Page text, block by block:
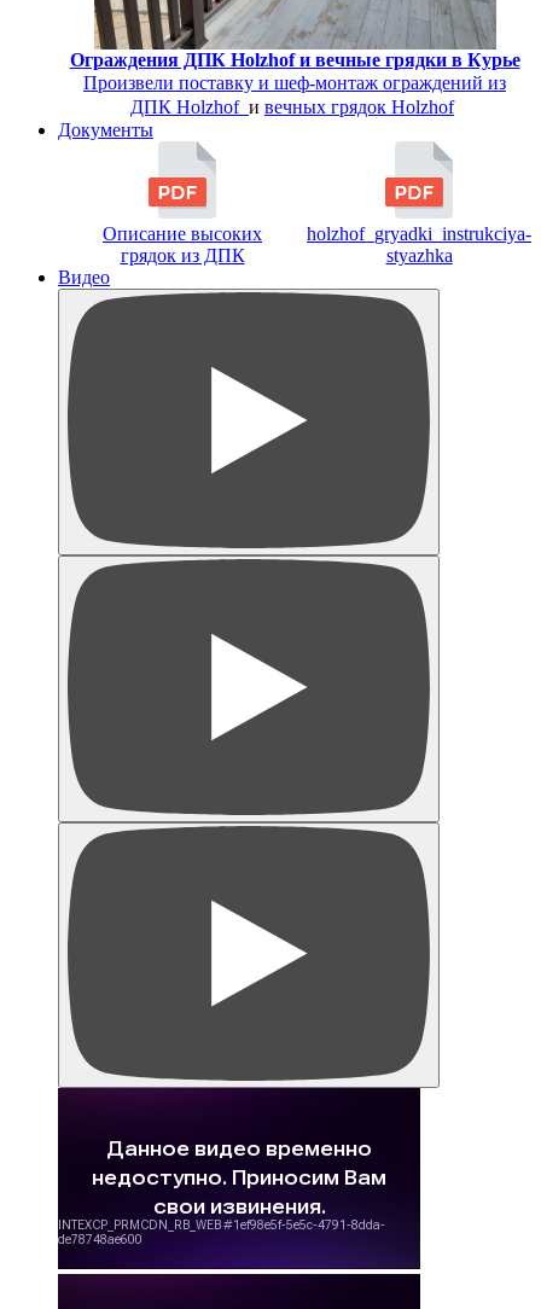
Ограждения ДПК Holzhof и вечные грядки в Курье
Произвели поставку и шеф-монтаж ограждений из
ДПК Holzhof и вечных грядок Holzhof
Документы
Описание высоких
грядок из ДПК
holzhof_gryadki_instrukciya-
styazhka
Видео